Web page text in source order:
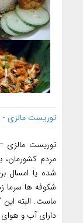
توریست مالزی
توریست
مردم
شده یا امسال
شکوفه ها
ماست. البته
دارای آب و